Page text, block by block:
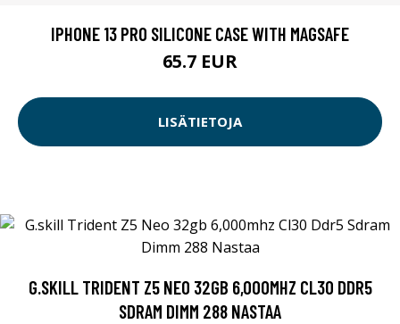
IPHONE 13 PRO SILICONE CASE WITH MAGSAFE
65.7 EUR
LISÄTIETOJA
G.SKILL TRIDENT Z5 NEO 32GB 6,000MHZ CL30 DDR5
SDRAM DIMM 288 NASTAA